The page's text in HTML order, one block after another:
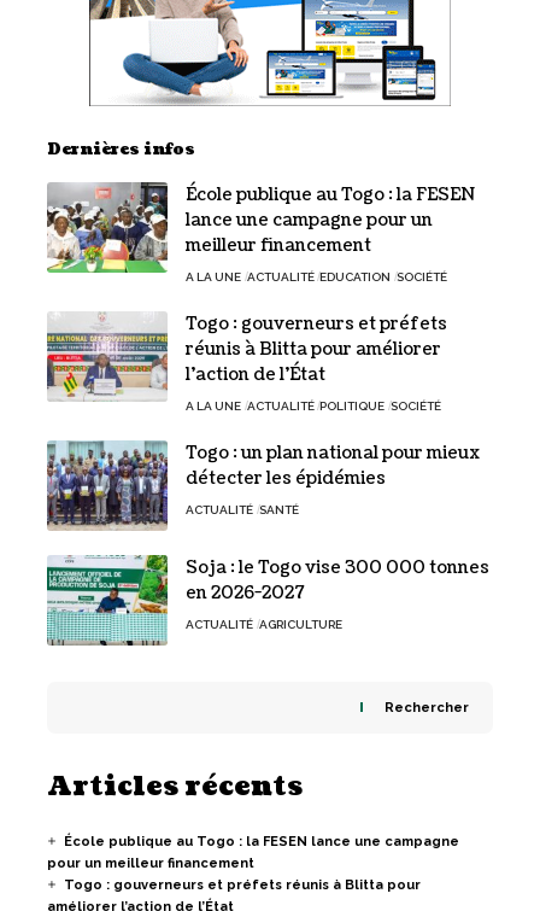
Dernières infos
École publique au Togo : la FESEN
lance une campagne pour un
meilleur financement
A LA UNE ACTUALITÉ EDUCATION SOCIÉTÉ
Togo : gouverneurs et préfets
réunis à Blitta pour améliorer
l’action de l’État
A LA UNE ACTUALITÉ POLITIQUE SOCIÉTÉ
Togo : un plan national pour mieux
détecter les épidémies
ACTUALITÉ SANTÉ
Soja : le Togo vise 300 000 tonnes
en 2026-2027
ACTUALITÉ AGRICULTURE
Rechercher
Articles récents
École publique au Togo : la FESEN lance une campagne
pour un meilleur financement
Togo : gouverneurs et préfets réunis à Blitta pour
améliorer l’action de l’État